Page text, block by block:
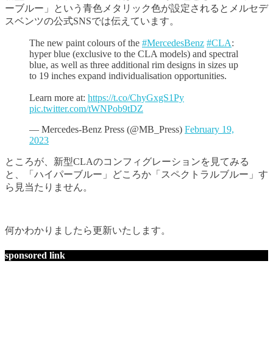
ーブルー」という青色メタリック色が設定されるとメルセデ
スベンツの公式SNSでは伝えています。
The new paint colours of the #MercedesBenz #CLA:
hyper blue (exclusive to the CLA models) and spectral
blue, as well as three additional rim designs in sizes up
to 19 inches expand individualisation opportunities.
Learn more at: https://t.co/ChyGxgS1Py
pic.twitter.com/tWNPob9tDZ
— Mercedes-Benz Press (@MB_Press) February 19,
2023
ところが、新型CLAのコンフィグレーションを見てみる
と、「ハイパーブルー」どころか「スペクトラルブルー」す
ら見当たりません。
何かわかりましたら更新いたします。
sponsored link